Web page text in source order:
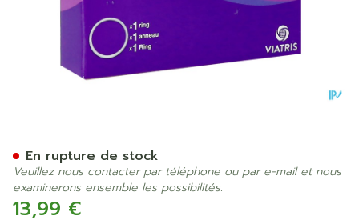
13,99 €
En rupture de stock
Veuillez nous contacter par téléphone ou par e-mail et nous
examinerons ensemble les possibilités.